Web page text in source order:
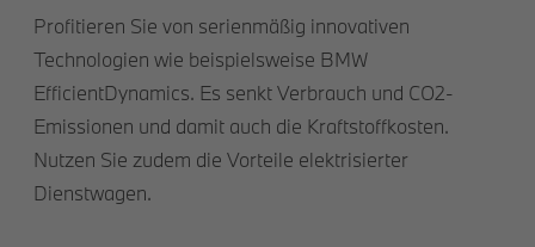
Profitieren Sie von serienmäßig innovativen
Technologien wie beispielsweise BMW
EfficientDynamics. Es senkt Verbrauch und CO2-
Emissionen und damit auch die Kraftstoffkosten.
Nutzen Sie zudem die Vorteile elektrisierter
Dienstwagen.